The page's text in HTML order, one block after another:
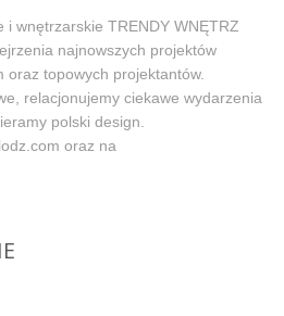
wnętrzarskie TRENDY WNĘTRZ
najnowszych projektów
oraz topowych projektantów.
relacjonujemy ciekawe wydarzenia
polski design.
oraz na